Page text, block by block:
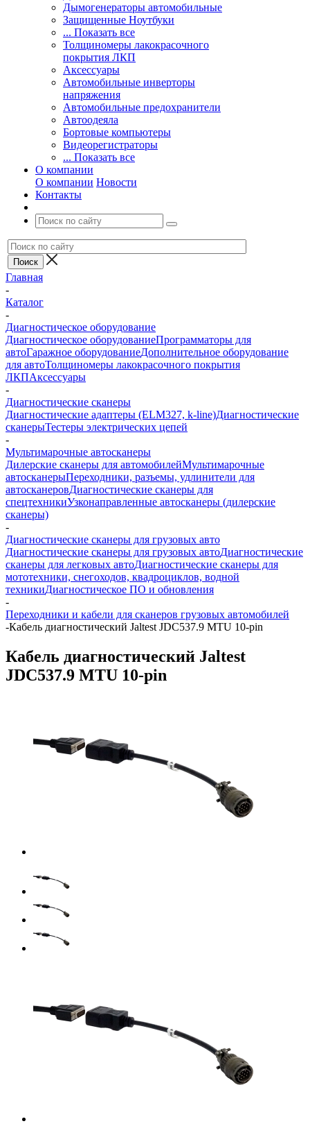
Дымогенераторы автомобильные
Защищенные Ноутбуки
... Показать все
Толщиномеры лакокрасочного
покрытия ЛКП
Аксессуары
Автомобильные инверторы
напряжения
Автомобильные предохранители
Автоодеяла
Бортовые компьютеры
Видеорегистраторы
... Показать все
О компании
О компании Новости
Контакты
Главная
-
Каталог
-
Диагностическое оборудование
Диагностическое оборудованиеПрограмматоры для
автоГаражное оборудованиеДополнительное оборудование
для автоТолщиномеры лакокрасочного покрытия
ЛКПАксессуары
-
Диагностические сканеры
Диагностические адаптеры (ELM327, k-line)Диагностические
сканерыТестеры электрических цепей
-
Мультимарочные автосканеры
Дилерские сканеры для автомобилейМультимарочные
автосканерыПереходники, разъемы, удлинители для
автосканеровДиагностические сканеры для
спецтехникиУзконаправленные автосканеры (дилерские
сканеры)
-
Диагностические сканеры для грузовых авто
Диагностические сканеры для грузовых автоДиагностические
сканеры для легковых автоДиагностические сканеры для
мототехники, снегоходов, квадроциклов, водной
техникиДиагностическое ПО и обновления
-
Переходники и кабели для сканеров грузовых автомобилей
-Кабель диагностический Jaltest JDC537.9 MTU 10-pin
Кабель диагностический Jaltest
JDC537.9 MTU 10-pin